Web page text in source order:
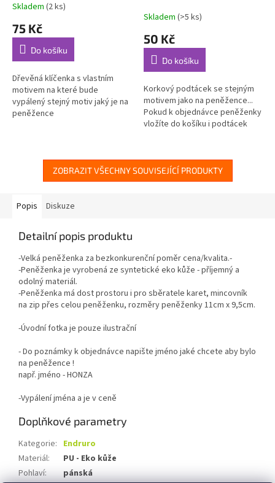
Průměrné
produktu
5,0
5
hvězdiček.
Skladem (2 ks)
75 Kč
Do košíku
Dřevěná klíčenka s vlastním
motivem na které bude
vypálený stejný motiv jaký je na
peněžence
Skladem (>5 ks)
50 Kč
Do košíku
Korkový podtácek se stejným
motivem jako na peněžence...
Pokud k objednávce peněženky
vložíte do košíku i podtácek
peněžence....
ZOBRAZIT VŠECHNY SOUVISEJÍCÍ PRODUKTY
Popis Diskuze
Detailní popis produktu
-Velká peněženka za bezkonkurenční poměr cena/kvalita.-
-Peněženka je vyrobená ze syntetické eko kůže - příjemný a
odolný materiál.
-Peněženka má dost prostoru i pro sběratele karet, mincovník
na zip přes celou peněženku, rozměry peněženky 11cm x 9,5cm.
-Úvodní fotka je pouze ilustrační
- Do poznámky k objednávce napište jméno jaké chcete aby bylo
na peněžence !
např. jméno - HONZA
-Vypálení jména a je v ceně
Doplňkové parametry
Kategorie: Endruro
Materiál:
PU - Eko kůže
Pohlaví:
pánská